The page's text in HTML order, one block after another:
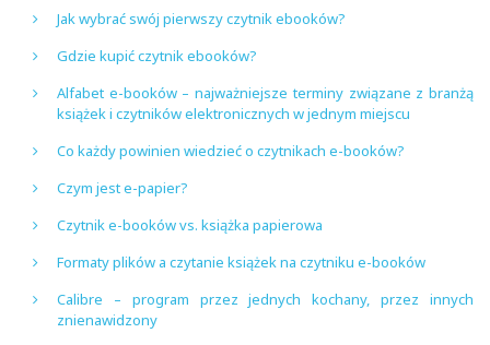
Jak wybrać swój pierwszy czytnik ebooków?
Gdzie kupić czytnik ebooków?
Alfabet e-booków – najważniejsze terminy związane z branżą
książek i czytników elektronicznych w jednym miejscu
Co każdy powinien wiedzieć o czytnikach e-booków?
Czym jest e-papier?
Czytnik e-booków vs. książka papierowa
Formaty plików a czytanie książek na czytniku e-booków
Calibre – program przez jednych kochany, przez innych
znienawidzony